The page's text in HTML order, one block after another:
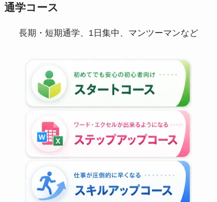
通学コース
長期・短期通学、1日集中、マンツーマンなど